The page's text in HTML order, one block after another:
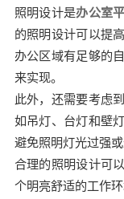
照明设计是办公室
的照明设计可以提
办公区域有足够的
来实现。
此外，还需要考虑
如吊灯、台灯和壁
避免照明灯光过强
合理的照明设计可
个明亮舒适的工作环